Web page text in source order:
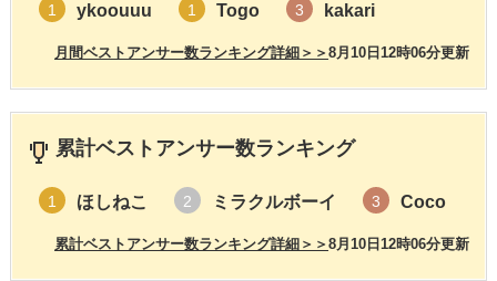
1 ykoouuu 1 Togo 3 kakari
8月10日12時06分更新
月間ベストアンサー数ランキング詳細＞＞
累計ベストアンサー数ランキング
1 ほしねこ 2 ミラクルボーイ 3 Coco
8月10日12時06分更新
累計ベストアンサー数ランキング詳細＞＞